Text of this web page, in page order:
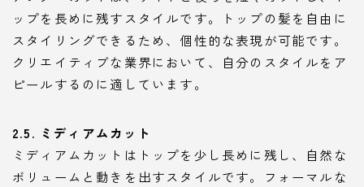
ップを長めに残すスタイルです。トップの髪を自由に
スタイリングできるため、個性的な表現が可能です。
クリエイティブな業界において、自分のスタイルをア
ピールするのに適しています。
2.5. ミディアムカット
ミディアムカットはトップを少し長めに残し、自然な
ボリュームと動きを出すスタイルです。フォーマルな